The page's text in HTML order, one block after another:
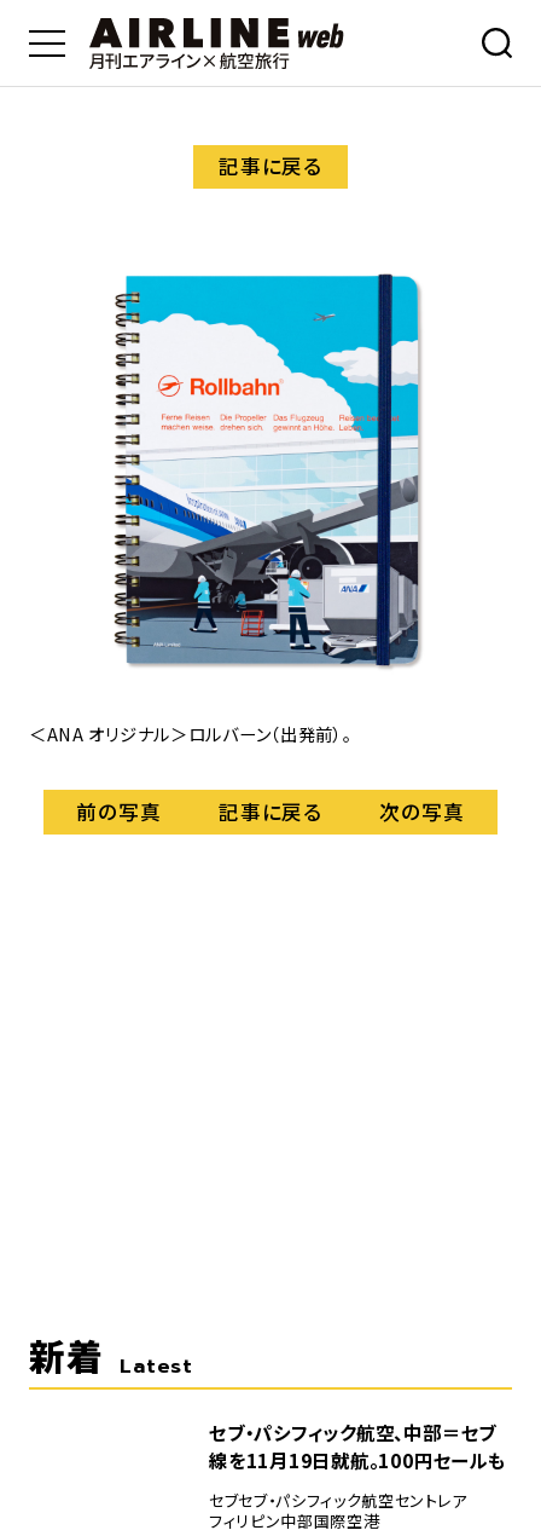
記事に戻る
＜ANA オリジナル＞ロルバーン（出発前）。
前の写真 記事に戻る 次の写真
新着 Latest
セブ・パシフィック航空、中部＝セブ
線を11月19日就航。100円セールも
セブセブ・パシフィック航空セントレア
フィリピン中部国際空港